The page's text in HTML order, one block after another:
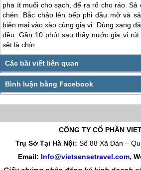
pha ít muối cho sạch, để ra rổ cho ráo.
chén. Bắc chảo lên bếp phi dầu mỡ và
biên mai vào xào cùng gia vị. Dùng xạng
đều. Gần 10 phút sau thấy nước gia vị
sệt là chín.
CÔNG TY CỔ PHẦN
Trụ Sở Tại Hà Nội: Số 88 Xã Đàn –
Email: Info@vietsensetravel.com,